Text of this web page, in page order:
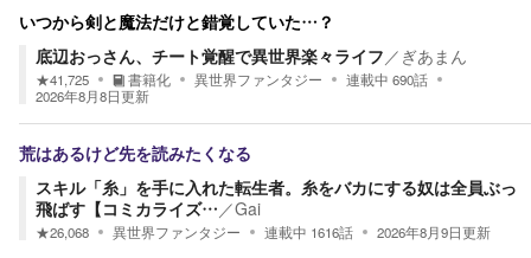
いつから剣と魔法だけと錯覚していた…？
底辺おっさん、チート覚醒で異世界楽々ライフ／ ぎあまん
★41,725 書籍化 異世界ファンタジー 連載中 690話
2026年8月8日更新
荒はあるけど先を読みたくなる
スキル「糸」を手に入れた転生者。糸をバカにする奴は全員ぶっ
飛ばす【コミカライズ…／Gai
★26,068 異世界ファンタジー 連載中 1616話 2026年8月9日更新